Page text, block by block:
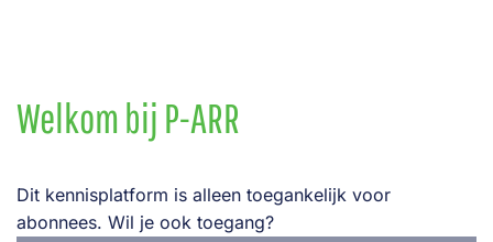
Welkom bij P-ARR
Dit kennisplatform is alleen toegankelijk voor
abonnees. Wil je ook toegang?